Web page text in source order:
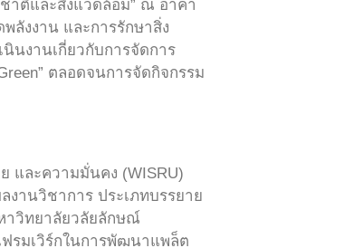
าติและสิ่งแวดล้อม” ณ อาคา
ลังงาน และการรักษาสิ่ง
นงานเกี่ยวกับการจัดการ
ตลอดจนการจัดกิจกรรม
และความมั่นคง (WISRU)
งานวิชาการ ประเภทบรรยาย
าวิทยาลัยวลัยลักษณ์
รมเวิร์กในการพัฒนาแพล็ต